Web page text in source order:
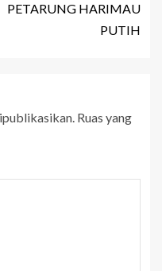
PETARUNG HARIMAU
PUTIH
Ruas yang